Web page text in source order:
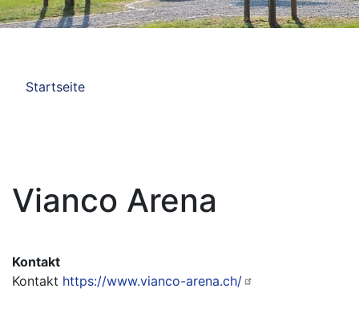
Pfadnavigation
Startseite
Vianco Arena
Kontakt
Kontakt https://www.vianco-arena.ch/